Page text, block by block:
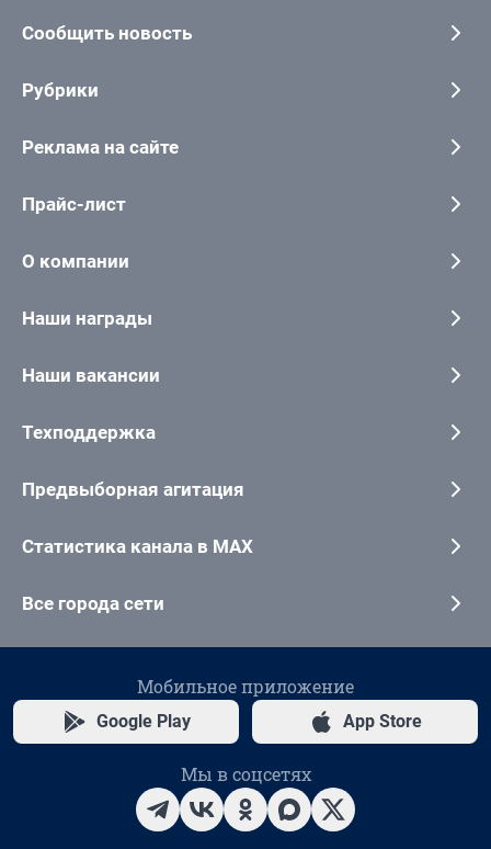
Сообщить новость
Рубрики
Реклама на сайте
Прайс-лист
О компании
Наши награды
Наши вакансии
Техподдержка
Предвыборная агитация
Статистика канала в MAX
Все города сети
Мобильное приложение
Google Play App Store
Мы в соцсетях